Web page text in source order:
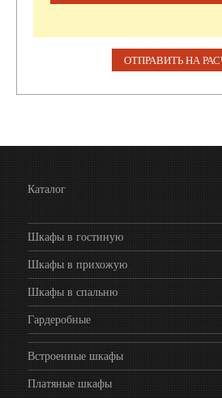
Каталог
Шкафы в гостиную
Шкафы в прихожую
Шкафы в спальню
Гардеробные
Встроенные шкафы
Платяные шкафы